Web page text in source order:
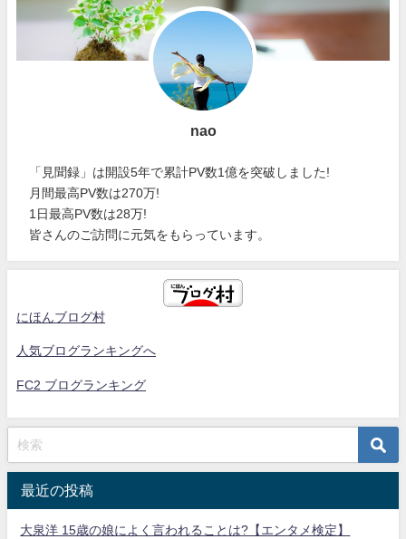
nao
「見聞録」は開設5年で累計PV数1億を突破しました!
月間最高PV数は270万!
1日最高PV数は28万!
皆さんのご訪問に元気をもらっています。
にほんブログ村
人気ブログランキングへ
FC2 ブログランキング
最近の投稿
大泉洋 15歳の娘によく言われることは?【エンタメ検定】